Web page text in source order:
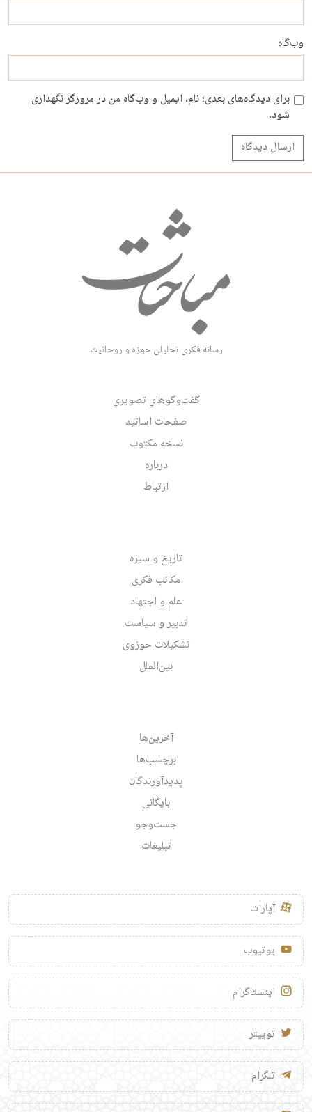
وب‌گاه
برای دیدگاه‌های بعدی؛ نام، ایمیل و وب‌گاه من در مرورگر نگهداری
شود.
رسانه فکری تحلیلی حوزه و روحانیت
گفت‌وگوهای تصویری
صفحات اساتید
نسخه مکتوب
درباره
ارتباط
تاریخ و سیره
مکاتب فکری
علم و اجتهاد
تدبیر و سیاست
تشکیلات حوزوی
بین‌الملل
آخرین‌ها
برچسب‌ها
پدیدآورندگان
بایگانی
جست‌وجو
تبلیغات
آپارات
یوتیوب
اینستاگرام
توییتر
تلگرام